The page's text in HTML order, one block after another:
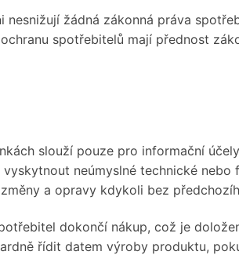
žádná zákonná práva
spotřebitelů mají přednost
slouží pouze pro informační
neúmyslné technické
a opravy kdykoli bez
dokončí nákup, což je
řídit datem výroby produktu,